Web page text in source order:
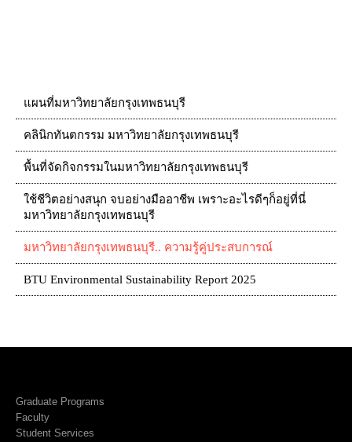
แผนที่มหาวิทยาลัยกรุงเทพธนบุรี
คลินิกทันตกรรม มหาวิทยาลัยกรุงเทพธนบุรี
พื้นที่จัดกิจกรรมในมหาวิทยาลัยกรุงเทพธนบุรี
ใช้ชีวิตอย่างสนุก จบอย่างมืออาชีพ เพราะอะไรดีๆก็อยู่ที่นี่
มหาวิทยาลัยกรุงเทพธนบุรี
มหาวิทยาลัยกรุงเทพธนบุรี.. ความรู้คู่ประสบการณ์
BTU Environmental Sustainability Report 2025
Graduate Programs
Faculty
Student Services